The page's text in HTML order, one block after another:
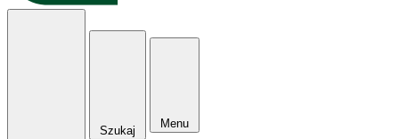
Szukaj
Menu